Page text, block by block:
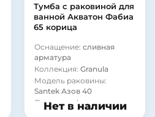
Тумба с раковиной для
ванной Акватон Фабиа
65 корица
Оснащение: сливная
арматура
Коллекция: Granula
Модель раковины:
Santek Азов 40
Покрытие фасада:
ламинат
Нет в наличии